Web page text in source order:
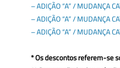
– ADIÇÃO “A” / MUDANÇA
– ADIÇÃO “A” / MUDANÇA
– ADIÇÃO “A” / MUDANÇA
* Os descontos referem-se